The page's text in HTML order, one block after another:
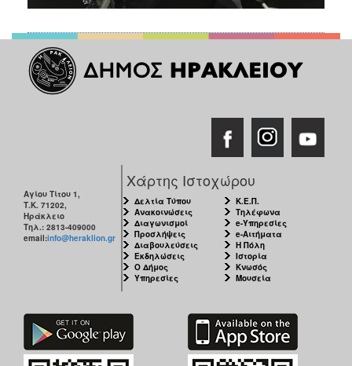
Αγίου Τίτου 1,
Τ.Κ. 71202,
Ηράκλειο
Τηλ.: 2813-409000
email:info@heraklion.gr
Χάρτης Ιστοχώρου
Δελτία Τύπου
Ανακοινώσεις
Διαγωνισμοί
Προσλήψεις
Διαβουλεύσεις
Εκδηλώσεις
Ο Δήμος
Υπηρεσίες
Κ.Ε.Π.
Τηλέφωνα
e-Υπηρεσίες
e-Αιτήματα
Η Πόλη
Ιστορία
Κνωσός
Μουσεία